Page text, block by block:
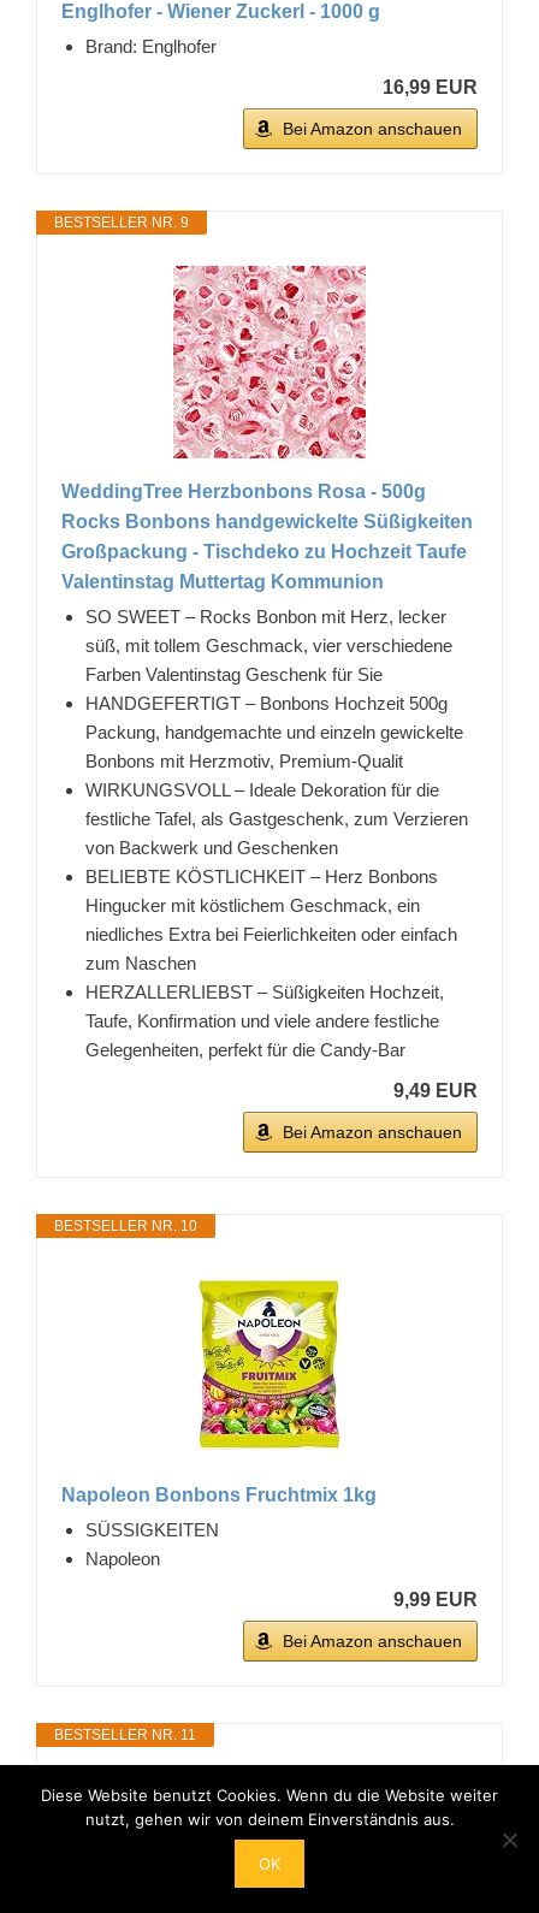
Englhofer - Wiener Zuckerl - 1000 g
Brand: Englhofer
16,99 EUR
Bei Amazon anschauen
BESTSELLER NR. 9
WeddingTree Herzbonbons Rosa - 500g
Rocks Bonbons handgewickelte Süßigkeiten
Großpackung - Tischdeko zu Hochzeit Taufe
Valentinstag Muttertag Kommunion
SO SWEET – Rocks Bonbon mit Herz, lecker
süß, mit tollem Geschmack, vier verschiedene
Farben Valentinstag Geschenk für Sie
HANDGEFERTIGT – Bonbons Hochzeit 500g
Packung, handgemachte und einzeln gewickelte
Bonbons mit Herzmotiv, Premium-Qualit
WIRKUNGSVOLL – Ideale Dekoration für die
festliche Tafel, als Gastgeschenk, zum Verzieren
von Backwerk und Geschenken
BELIEBTE KÖSTLICHKEIT – Herz Bonbons
Hingucker mit köstlichem Geschmack, ein
niedliches Extra bei Feierlichkeiten oder einfach
zum Naschen
HERZALLERLIEBST – Süßigkeiten Hochzeit,
Taufe, Konfirmation und viele andere festliche
Gelegenheiten, perfekt für die Candy-Bar
9,49 EUR
Bei Amazon anschauen
BESTSELLER NR. 10
Napoleon Bonbons Fruchtmix 1kg
SÜSSIGKEITEN
Napoleon
9,99 EUR
Bei Amazon anschauen
BESTSELLER NR. 11
Diese Website benutzt Cookies. Wenn du die Website weiter
nutzt, gehen wir von deinem Einverständnis aus.
OK